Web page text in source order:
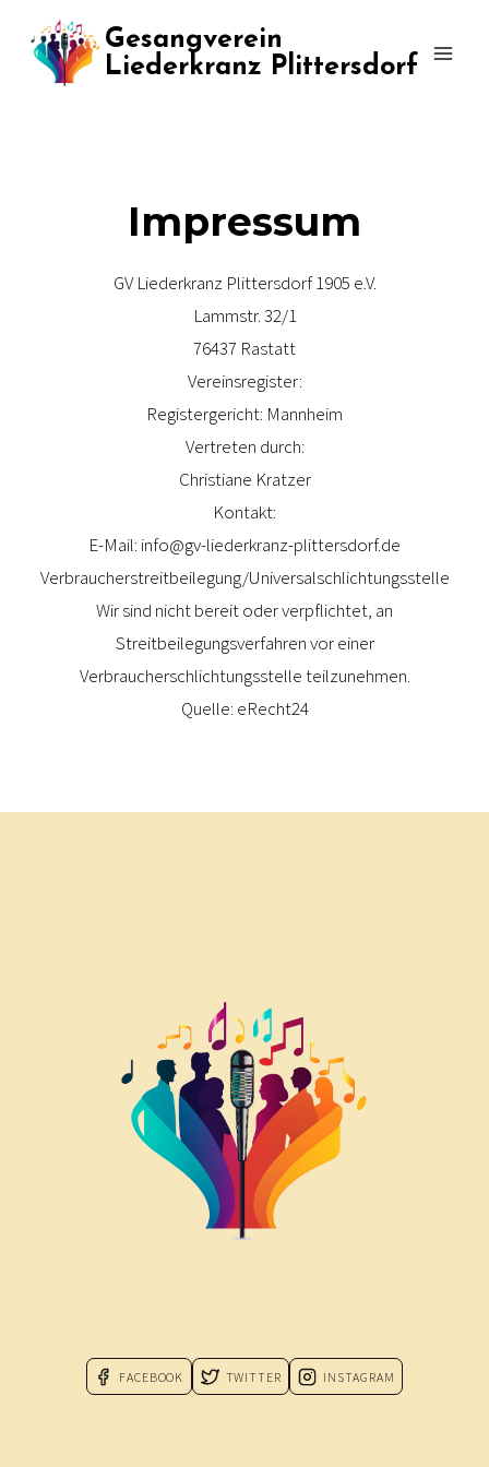
Inhalt
springen
Gesangverein
Liederkranz Plittersdorf
Impressum
GV Liederkranz Plittersdorf 1905 e.V.
Lammstr. 32/1
76437 Rastatt
Vereinsregister:
Registergericht: Mannheim
Vertreten durch:
Christiane Kratzer
Kontakt:
E-Mail: info@gv-liederkranz-plittersdorf.de
Verbraucherstreitbeilegung/Universalschlichtungsstelle
Wir sind nicht bereit oder verpflichtet, an
Streitbeilegungsverfahren vor einer
Verbraucherschlichtungsstelle teilzunehmen.
Quelle: eRecht24
FACEBOOK TWITTER INSTAGRAM